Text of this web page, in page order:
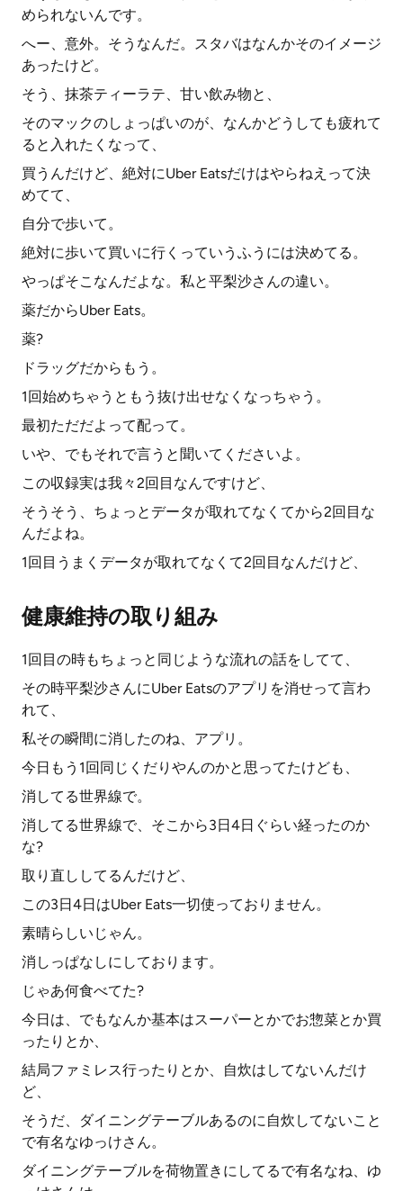
められないんです。
へー、意外。そうなんだ。スタバはなんかそのイメージ
あったけど。
そう、抹茶ティーラテ、甘い飲み物と、
そのマックのしょっぱいのが、なんかどうしても疲れて
ると入れたくなって、
買うんだけど、絶対にUber Eatsだけはやらねえって決
めてて、
自分で歩いて。
絶対に歩いて買いに行くっていうふうには決めてる。
やっぱそこなんだよな。私と平梨沙さんの違い。
薬だからUber Eats。
薬?
ドラッグだからもう。
1回始めちゃうともう抜け出せなくなっちゃう。
最初ただだよって配って。
いや、でもそれで言うと聞いてくださいよ。
この収録実は我々2回目なんですけど、
そうそう、ちょっとデータが取れてなくてから2回目な
んだよね。
1回目うまくデータが取れてなくて2回目なんだけど、
健康維持の取り組み
1回目の時もちょっと同じような流れの話をしてて、
その時平梨沙さんにUber Eatsのアプリを消せって言わ
れて、
私その瞬間に消したのね、アプリ。
今日もう1回同じくだりやんのかと思ってたけども、
消してる世界線で。
消してる世界線で、そこから3日4日ぐらい経ったのか
な?
取り直ししてるんだけど、
この3日4日はUber Eats一切使っておりません。
素晴らしいじゃん。
消しっぱなしにしております。
じゃあ何食べてた?
今日は、でもなんか基本はスーパーとかでお惣菜とか買
ったりとか、
結局ファミレス行ったりとか、自炊はしてないんだけ
ど、
そうだ、ダイニングテーブルあるのに自炊してないこと
で有名なゆっけさん。
ダイニングテーブルを荷物置きにしてるで有名なね、ゆ